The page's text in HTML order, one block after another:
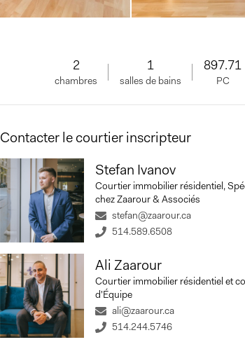
2
chambres
1
salles de bains
897.71
PC
Contacter le courtier inscripteur
Stefan Ivanov
Courtier immobilier résidentiel,
chez Zaarour & Associés
stefan@zaarour.ca
514.589.6508
Ali Zaarour
Courtier immobilier résidentiel et
d'Équipe
ali@zaarour.ca
514.244.5746